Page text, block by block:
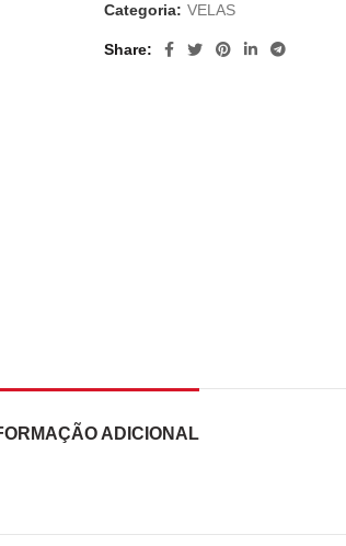
Categoria: VELAS
Share
ADICIONAL